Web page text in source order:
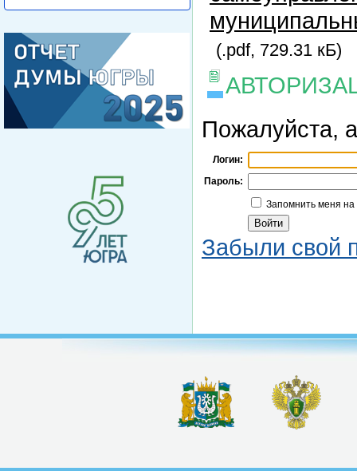
(.pdf, 729.31 кБ)
Пожалуйста,
Логин:
Пароль:
Запомнить меня
Забыли свой